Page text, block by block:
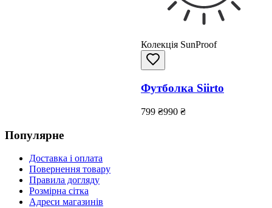
Колекція SunProof
Футболка Siirto
799 ₴990 ₴
Популярне
Доставка і оплата
Повернення товару
Правила догляду
Розмірна сітка
Адреси магазинів